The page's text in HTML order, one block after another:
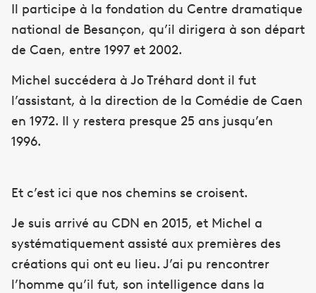
Il participe à la fondation du Centre dramatique
national de Besançon, qu’il dirigera à son départ
de Caen, entre 1997 et 2002.
Michel succédera à Jo Tréhard dont il fut
l’assistant, à la direction de la Comédie de Caen
en 1972. Il y restera presque 25 ans jusqu’en
1996.
Et c’est ici que nos chemins se croisent.
Je suis arrivé au CDN en 2015, et Michel a
systématiquement assisté aux premières des
créations qui ont eu lieu. J’ai pu rencontrer
l’homme qu’il fut, son intelligence dans la